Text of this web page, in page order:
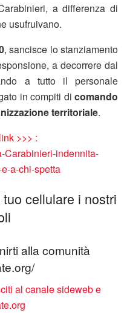
a differenza di
usufruivano.
, sancisce lo stanziamento
a decorrere dal
a tutto il personale
in compiti di comando
territoriale.
>>> :
Carabinieri-indennita-
a-chi-spetta
cellulare i nostri
alla comunità